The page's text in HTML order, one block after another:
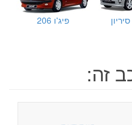
פיג'ו 206
זה: